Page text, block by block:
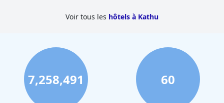
Voir tous les hôtels à Kathu
7,258,491 60